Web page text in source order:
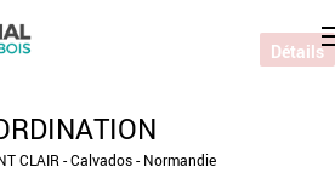
CLAIR - Calvados - Normandie
Détails